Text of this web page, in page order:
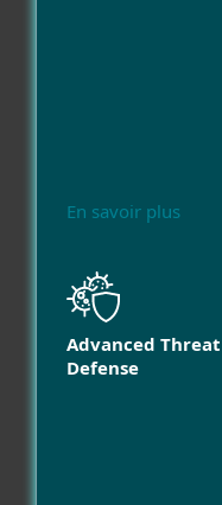
En savoir plus
Advanced Threat
Defense